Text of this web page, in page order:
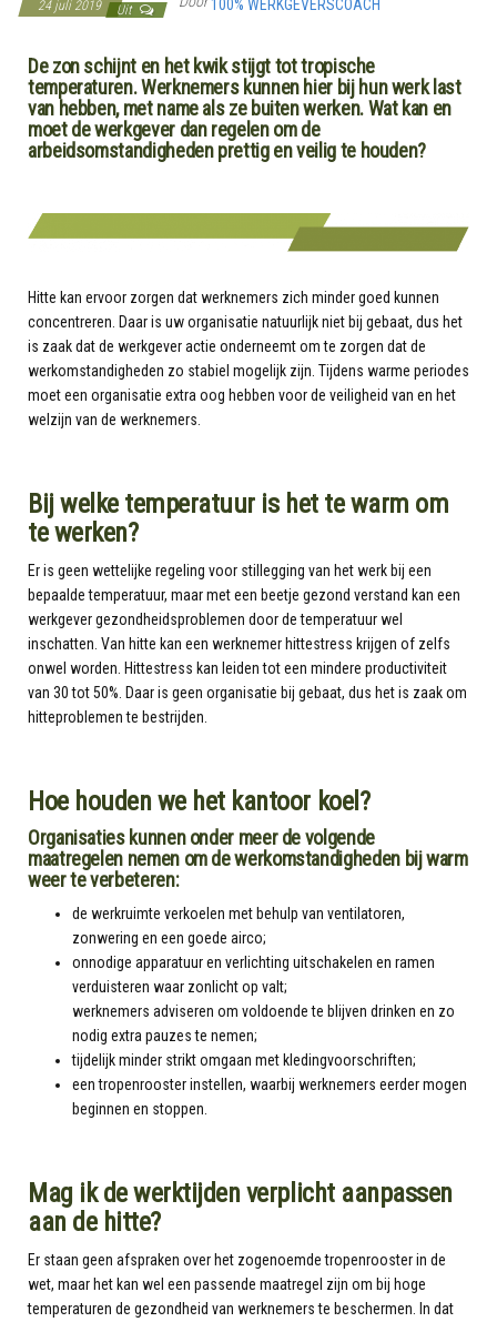
24 juli 2019 Uit 100% WERKGEVERSCOACH
De zon schijnt en het kwik stijgt tot tropische
temperaturen. Werknemers kunnen hier bij hun werk last
van hebben, met name als ze buiten werken. Wat kan en
moet de werkgever dan regelen om de
arbeidsomstandigheden prettig en veilig te houden?
Hitte kan ervoor zorgen dat werknemers zich minder goed kunnen
concentreren. Daar is uw organisatie natuurlijk niet bij gebaat, dus het
is zaak dat de werkgever actie onderneemt om te zorgen dat de
werkomstandigheden zo stabiel mogelijk zijn. Tijdens warme periodes
moet een organisatie extra oog hebben voor de veiligheid van en het
welzijn van de werknemers.
Bij welke temperatuur is het te warm om
te werken?
Er is geen wettelijke regeling voor stillegging van het werk bij een
bepaalde temperatuur, maar met een beetje gezond verstand kan een
werkgever gezondheidsproblemen door de temperatuur wel
inschatten. Van hitte kan een werknemer hittestress krijgen of zelfs
onwel worden. Hittestress kan leiden tot een mindere productiviteit
van 30 tot 50%. Daar is geen organisatie bij gebaat, dus het is zaak om
hitteproblemen te bestrijden.
Hoe houden we het kantoor koel?
Organisaties kunnen onder meer de volgende
maatregelen nemen om de werkomstandigheden bij warm
weer te verbeteren:
de werkruimte verkoelen met behulp van ventilatoren,
zonwering en een goede airco;
onnodige apparatuur en verlichting uitschakelen en ramen
verduisteren waar zonlicht op valt;
werknemers adviseren om voldoende te blijven drinken en zo
nodig extra pauzes te nemen;
tijdelijk minder strikt omgaan met kledingvoorschriften;
een tropenrooster instellen, waarbij werknemers eerder mogen
beginnen en stoppen.
Mag ik de werktijden verplicht aanpassen
aan de hitte?
Er staan geen afspraken over het zogenoemde tropenrooster in de
wet, maar het kan wel een passende maatregel zijn om bij hoge
temperaturen de gezondheid van werknemers te beschermen. In dat